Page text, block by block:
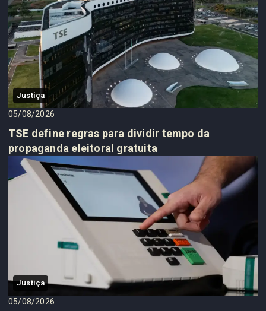
Justiça
05/08/2026
TSE define regras para dividir tempo da
propaganda eleitoral gratuita
Justiça
05/08/2026